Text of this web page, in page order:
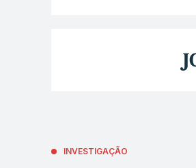
INVESTIGAÇÃO